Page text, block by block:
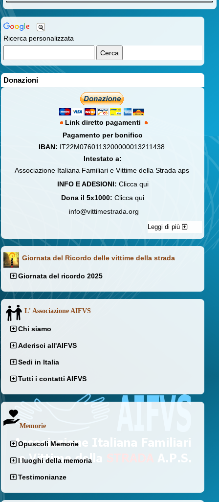
Ricerca personalizzata
Donazioni
Link diretto pagamenti
Pagamento per bonifico
IBAN: IT22M0760113200000013211438
Intestato a:
Associazione Italiana Familiari e Vittime della Strada aps
INFO E ADESIONI: Clicca qui
Dona il 5x1000: Clicca qui
info@vittimestrada.org
Leggi di più
Giornata del Ricordo delle vittime della strada
Giornata del ricordo 2025
L' Associazione AIFVS
Chi siamo
Aderisci all'AIFVS
Sedi in Italia
Tutti i contatti AIFVS
Memorie
Opuscoli Memorie
I luoghi della memoria
Testimonianze